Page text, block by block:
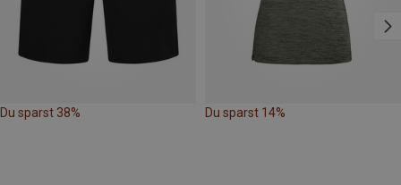
Du sparst 38% Du sparst 14%